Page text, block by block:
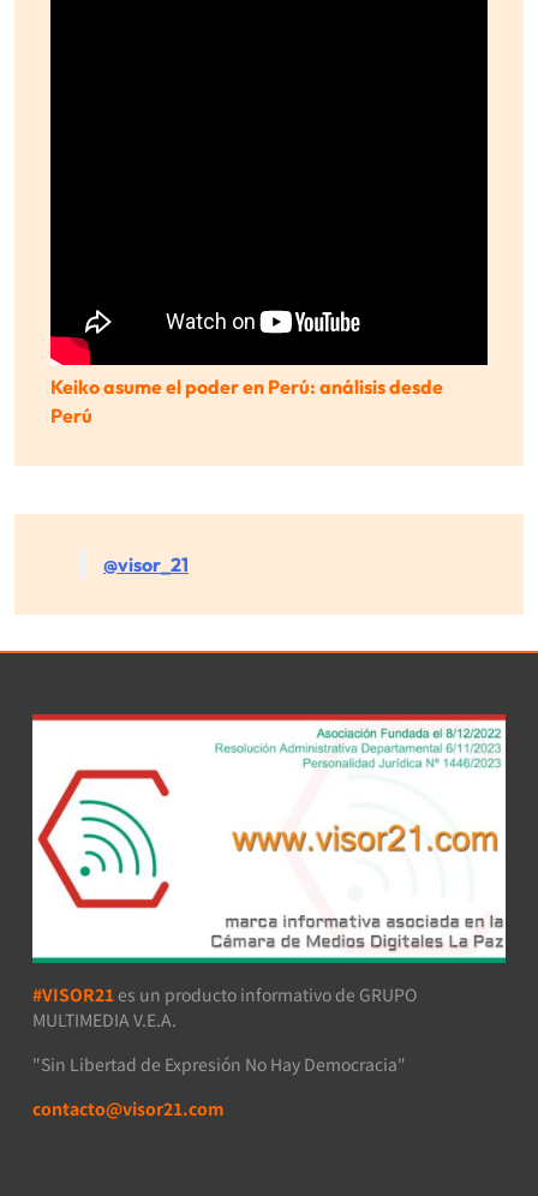
Keiko asume el poder en Perú: análisis desde
Perú
@visor_21
#VISOR21 es un producto informativo de GRUPO
MULTIMEDIA V.E.A.
"Sin Libertad de Expresión No Hay Democracia"
contacto@visor21.com